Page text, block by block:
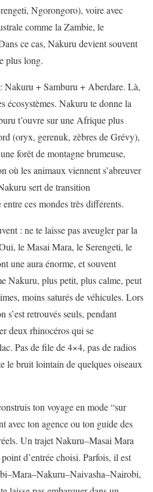
Ngorongoro), voire avec
comme la Zambie, le
ce cas, Nakuru devient souvent
plus long.
Nakuru + Samburu + Aberdare. Là,
écosystèmes. Nakuru te donne la
t’ouvre sur une Afrique plus
(oryx, gerenuk, zèbres de Grévy),
forêt de montagne brumeuse,
où les animaux viennent s’abreuver
sert de transition
ces mondes très différents.
: ne te laisse pas aveugler par la
le Masai Mara, le Serengeti, le
une aura énorme, et souvent
Nakuru, plus petit, plus calme, peut
moins saturés de véhicules. Lors
s’est retrouvés seuls, pendant
deux rhinocéros qui se
Pas de file de 4×4, pas de radios
le bruit lointain de quelques oiseaux
ton voyage en mode “sur
avec ton agence ou ton guide des
Un trajet Nakuru–Masai Mara
d’entrée choisi. Parfois, il est